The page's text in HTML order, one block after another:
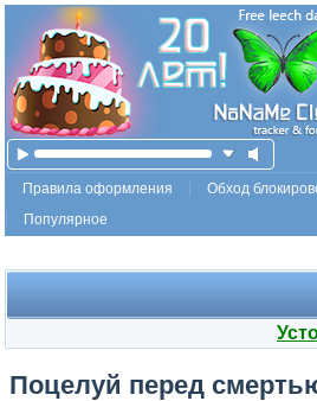
Правила оформления
Обход
Популярное
Поцелуй перед